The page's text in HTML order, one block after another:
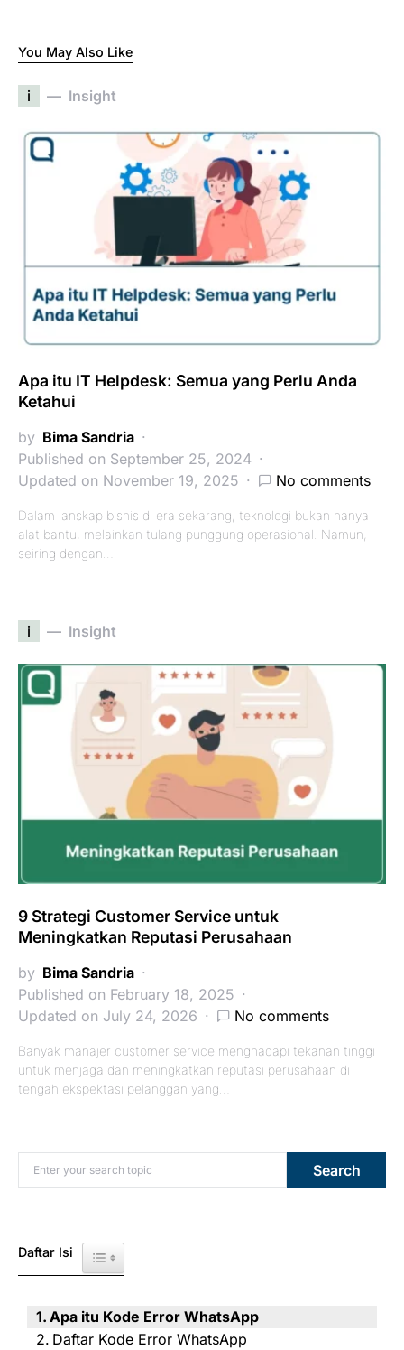
You May Also Like
i Insight
Apa itu IT Helpdesk: Semua yang Perlu Anda
Ketahui
by Bima Sandria
Published on September 25, 2024
Updated on November 19, 2025
No comments
Dalam lanskap bisnis di era sekarang, teknologi bukan hanya
alat bantu, melainkan tulang punggung operasional. Namun,
seiring dengan…
i Insight
9 Strategi Customer Service untuk
Meningkatkan Reputasi Perusahaan
by Bima Sandria
Published on February 18, 2025
Updated on July 24, 2026
No comments
Banyak manajer customer service menghadapi tekanan tinggi
untuk menjaga dan meningkatkan reputasi perusahaan di
tengah ekspektasi pelanggan yang…
Search for: Search
Daftar Isi Toggle Table of Content
Apa itu Kode Error WhatsApp
Daftar Kode Error WhatsApp